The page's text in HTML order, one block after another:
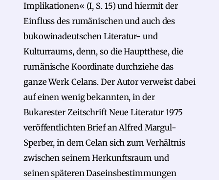
Implikationen« (I, S. 15) und hiermit der
Einfluss des rumänischen und auch des
bukowinadeutschen Literatur- und
Kulturraums, denn, so die Hauptthese, die
rumänische Koordinate durchziehe das
ganze Werk Celans. Der Autor verweist dabei
auf einen wenig bekannten, in der
Bukarester Zeitschrift Neue Literatur 1975
veröffentlichten Brief an Alfred Margul-
Sperber, in dem Celan sich zum Verhältnis
zwischen seinem Herkunftsraum und
seinen späteren Daseinsbestimmungen